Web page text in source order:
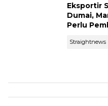
Eksportir
Dumai,
Perlu
Straightnews